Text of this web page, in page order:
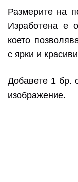
Размерите на
Изработена е
което
с ярки и
Добавете 1 бр.
изображение.